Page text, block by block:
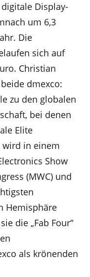
Display-
um 6,3
Die
sich auf
Christian
dmexco:
zu den globalen
bei denen
Elite
wird in einem
Show
(MWC) und
Hemisphäre
die „Fab Four“
als krönenden